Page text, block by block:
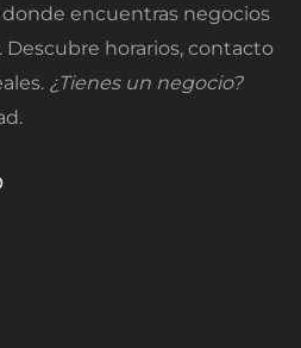
encuentras negocios
. Descubre horarios, contacto
¿Tienes un negocio?